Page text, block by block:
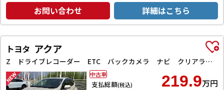
お問い合わせ 詳細はこちら
トヨタ アクア
Z ドライブレコーダー ETC バックカメラ ナビ クリアランスソナー オートクルーズコントロール レーンアシスト 衝突被害軽減システム アルミホイール LEDヘッドランプ スマートキー 電動格納ミラー
支払総額(税込) 219.9万円
中古車